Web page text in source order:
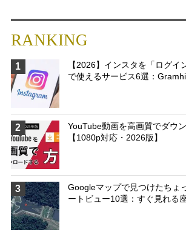
RANKING
1
【2026】インスタを「ログイ
で使えるサービス6選：
2
YouTube動画を高画質でダウ
【1080p対応・2026版】
3
Googleマップで見つけたちょ
ートビュー10選：すぐ見れる